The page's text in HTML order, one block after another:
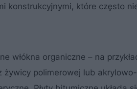
konstrukcyjnymi, które często
włókna organiczne – na
żywicy polimerowej lub